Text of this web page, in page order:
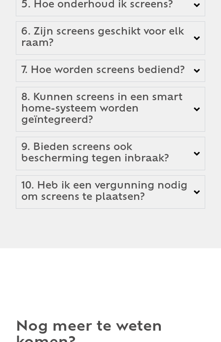
5. Hoe onderhoud ik screens?
6. Zijn screens geschikt voor elk
raam?
7. Hoe worden screens bediend?
8. Kunnen screens in een smart
home-systeem worden
geïntegreerd?
9. Bieden screens ook
bescherming tegen inbraak?
10. Heb ik een vergunning nodig
om screens te plaatsen?
Nog meer te weten